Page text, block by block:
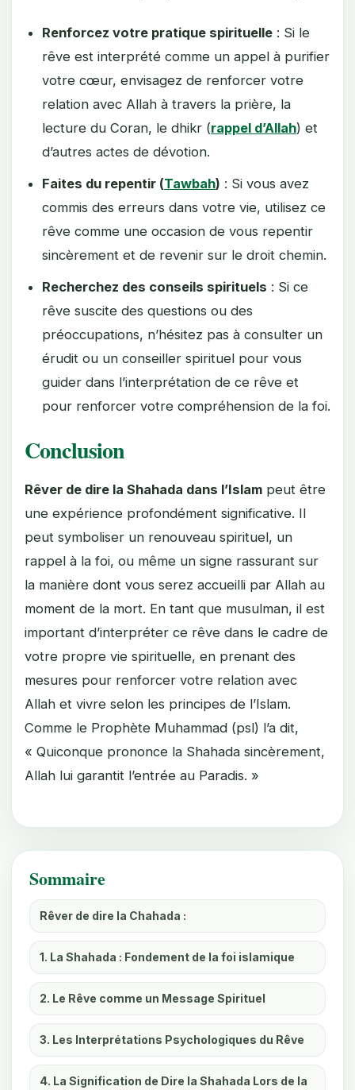
Renforcez votre pratique spirituelle : Si le
rêve est interprété comme un appel à purifier
votre cœur, envisagez de renforcer votre
relation avec Allah à travers la prière, la
lecture du Coran, le dhikr (rappel d’Allah) et
d’autres actes de dévotion.
Faites du repentir (Tawbah) : Si vous avez
commis des erreurs dans votre vie, utilisez ce
rêve comme une occasion de vous repentir
sincèrement et de revenir sur le droit chemin.
Recherchez des conseils spirituels : Si ce
rêve suscite des questions ou des
préoccupations, n’hésitez pas à consulter un
érudit ou un conseiller spirituel pour vous
guider dans l’interprétation de ce rêve et
pour renforcer votre compréhension de la foi.
Conclusion
Rêver de dire la Shahada dans l’Islam peut être
une expérience profondément significative. Il
peut symboliser un renouveau spirituel, un
rappel à la foi, ou même un signe rassurant sur
la manière dont vous serez accueilli par Allah au
moment de la mort. En tant que musulman, il est
important d’interpréter ce rêve dans le cadre de
votre propre vie spirituelle, en prenant des
mesures pour renforcer votre relation avec
Allah et vivre selon les principes de l’Islam.
Comme le Prophète Muhammad (psl) l’a dit,
« Quiconque prononce la Shahada sincèrement,
Allah lui garantit l’entrée au Paradis. »
Sommaire
Rêver de dire la Chahada :
1. La Shahada : Fondement de la foi islamique
2. Le Rêve comme un Message Spirituel
3. Les Interprétations Psychologiques du Rêve
4. La Signification de Dire la Shahada Lors de la